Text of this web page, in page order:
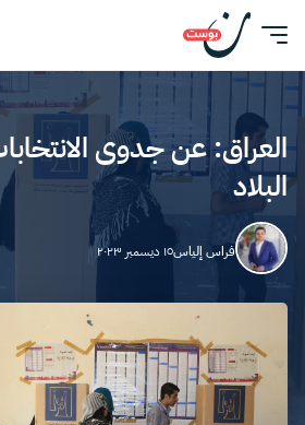
العراق: عن جدوى
البلاد
فراس إلياس١٥ ديسمبر ٢٠٢٣